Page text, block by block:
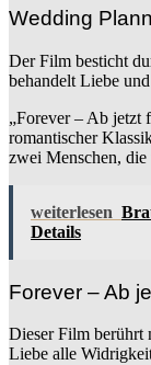
Wedding
Der Film besticht
behandelt Liebe
„Forever – Ab jetzt
romantischer
zwei Menschen,
weiterlesen
Details
Forever – Ab
Dieser Film berührt
Liebe alle